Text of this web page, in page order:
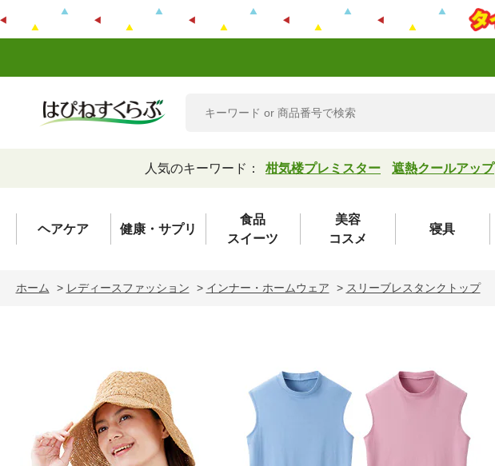
人気のキーワード： 柑気楼プレミスター 遮熱クールアップ
ヘアケア 健康・サプリ
食品
スイーツ
美容
コスメ
寝具
ホーム > レディースファッション > インナー・ホームウェア > スリーブレスタンクトップ